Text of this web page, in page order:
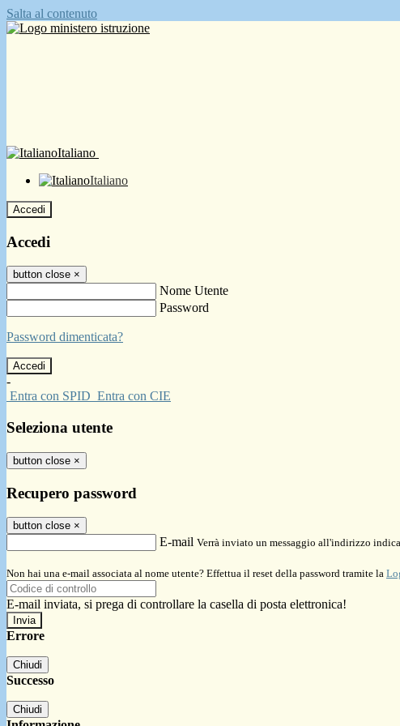
Salta al contenuto
Italiano
Italiano
Accedi
Accedi
button close ×
Nome Utente
Password
Password dimenticata?
-
Entra con SPID Entra con CIE
Seleziona utente
button close ×
Recupero password
button close ×
E-mail Verrà inviato un messaggio all'indirizzo
Non hai una e-mail associata al nome utente? Effettua il reset della password tramite la
E-mail inviata, si prega di controllare la casella di posta elettronica!
Errore
Chiudi
Successo
Chiudi